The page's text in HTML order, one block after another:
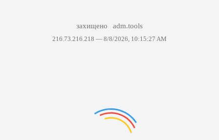
захищено adm.tools
216.73.216.218 — 8/8/2026, 10:15:27 AM